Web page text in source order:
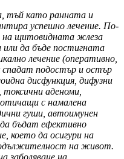
тъй като ранната и
успешно лечение. По-
на щитовидната жлеза
или да бъде постигната
лечение (оперативно,
спадат подостър и остър
дисфункция, дифузни
аденоми,
с намалена
гуши, автоимунен
бъдат ефективно
което да осигури на
на живот.
заболяване на